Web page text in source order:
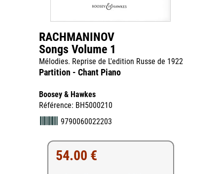
RACHMANINOV
Songs Volume 1
Mélodies. Reprise de L'edition Russe de 1922
Partition - Chant Piano
Boosey & Hawkes
Référence: BH5000210
9790060022203
54.00 €